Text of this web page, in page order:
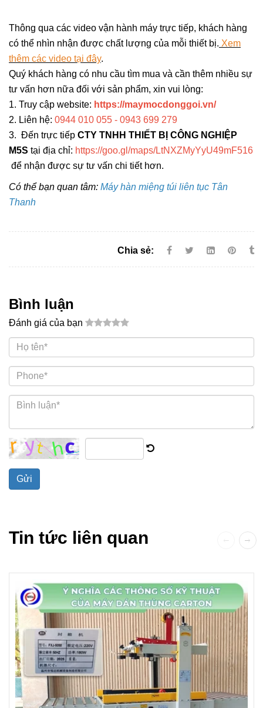
Thông qua các video vận hành máy trực tiếp, khách hàng
có thể nhìn nhận được chất lượng của mỗi thiết bị. Xem
thêm các video tại đây.
Quý khách hàng có nhu cầu tìm mua và cần thêm nhiều sự
tư vấn hơn nữa đối với sản phẩm, xin vui lòng:
1. Truy cập website: https://maymocdonggoi.vn/
2. Liên hệ: 0944 010 055 - 0943 699 279
3. Đến trực tiếp CTY TNHH THIẾT BỊ CÔNG NGHIỆP
M5S tại địa chỉ: https://goo.gl/maps/LtNXZMyYyU49mF516
để nhận được sự tư vấn chi tiết hơn.
Có thể bạn quan tâm: Máy hàn miệng túi liên tục Tân
Thanh
Chia sẻ:
Bình luận
Đánh giá của bạn
Gửi
Tin tức liên quan